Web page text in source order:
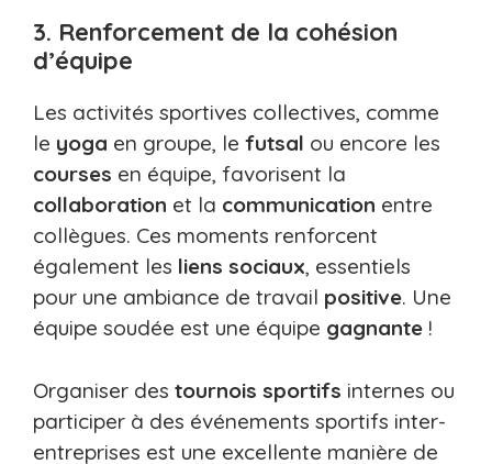
3. Renforcement de la cohésion
d’équipe
Les activités sportives collectives, comme
le yoga en groupe, le futsal ou encore les
courses en équipe, favorisent la
collaboration et la communication entre
collègues. Ces moments renforcent
également les liens sociaux, essentiels
pour une ambiance de travail positive. Une
équipe soudée est une équipe gagnante !
Organiser des tournois sportifs internes ou
participer à des événements sportifs inter-
entreprises est une excellente manière de